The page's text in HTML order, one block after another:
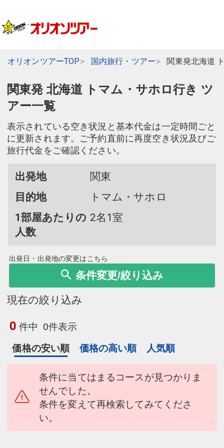
オリオンツアーTOP 国内旅行・ツアー 関東発北海道
関東発 北海道 トマム・サホロ行き ツ
アー一覧
表示されている空き状況と基本代金は一定時間ごと
に更新されます。ご予約直前に再度空き状況及びご
旅行代金をご確認ください。
出発地
関東
目的地
トマム・サホロ
1部屋あたりの
人数
2名1室
出発日・出発地の変更はこちら
条件変更/絞り込み
現在の絞り込み
0 件中 0件表示
価格の安い順
価格の高い順 人気順
条件に当てはまるコースが見つかりま
せんでした。
条件を変えて再検索してみてくださ
い。